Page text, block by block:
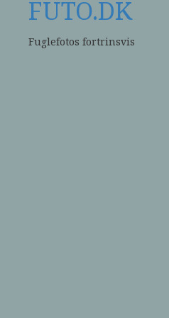
FUTO.DK
Fuglefotos fortrinsvis